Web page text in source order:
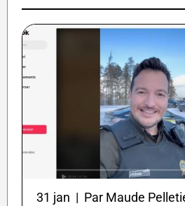
31 jan | Par Maude